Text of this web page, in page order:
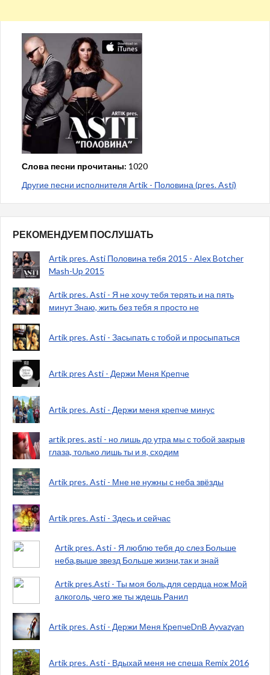
Слова песни прочитаны: 1020
Другие песни исполнителя Artik - Половина (pres. Asti)
РЕКОМЕНДУЕМ ПОСЛУШАТЬ
Artik pres. Asti Половина тебя 2015 - Alex Botcher
Mash-Up 2015
Artik pres. Asti - Я не хочу тебя терять и на пять
минут Знаю, жить без тебя я просто не
Artik pres. Asti - Засыпать с тобой и просыпаться
Artik pres Asti - Держи Меня Крепче
Artik pres. Asti - Держи меня крепче минус
artik pres. asti - но лишь до утра мы с тобой закрыв
глаза, только лишь ты и я, сходим
Artik pres. Asti - Мне не нужны с неба звёзды
Artik pres. Asti - Здесь и сейчас
Artik pres. Asti - Я люблю тебя до слез Больше
неба,выше звезд Больше жизни,так и знай
Artik pres.Asti - Ты моя боль,для сердца нож Мой
алкоголь, чего же ты ждешь Ранил
Artik pres. Asti - Держи Меня КрепчеDnB Ayvazyan
Artik pres. Asti - Вдыхай меня не спеша Remix 2016